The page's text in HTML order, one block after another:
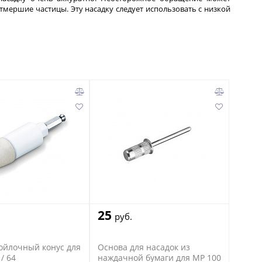
частицы. Эту насадку следует использовать с низкой
конус для
64
25 руб.
Основа для насадок из
наждачной бумаги для MP 100